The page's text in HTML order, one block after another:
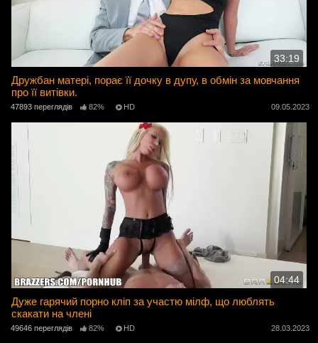
33:19
Дружбан матері, порає її дочку в дупу, в обмін за мовчання
про її витівки.
47893 переглядів 82% HD 09.05.2023
04:44
Дуже гарячий порно кліп за участю мілф, що люблять
скакати на члені
49646 переглядів 82% HD 28.03.2023